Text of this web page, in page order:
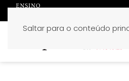
Saltar para o conteúdo